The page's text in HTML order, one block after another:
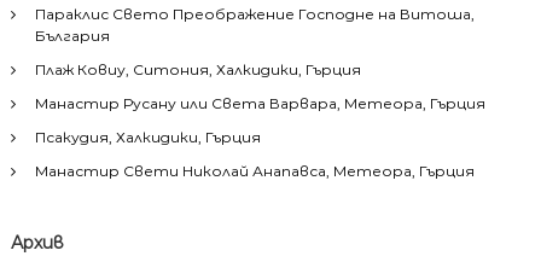
Параклис Свето Преображение Господне на Витоша,
България
Плаж Ковиу, Ситония, Халкидики, Гърция
Манастир Русану или Света Варвара, Метеора, Гърция
Псакудия, Халкидики, Гърция
Манастир Свети Николай Анапавса, Метеора, Гърция
Архив